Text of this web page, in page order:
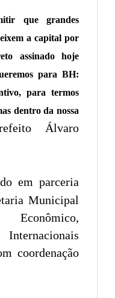
que grandes
a capital por
assinado hoje
para BH:
para termos
dentro da nossa
Álvaro
em parceria
Municipal
Econômico,
coordenação